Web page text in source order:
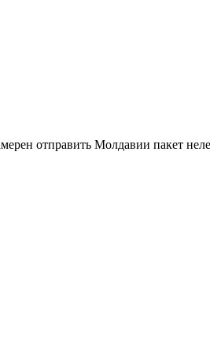
отправить Молдавии пакет